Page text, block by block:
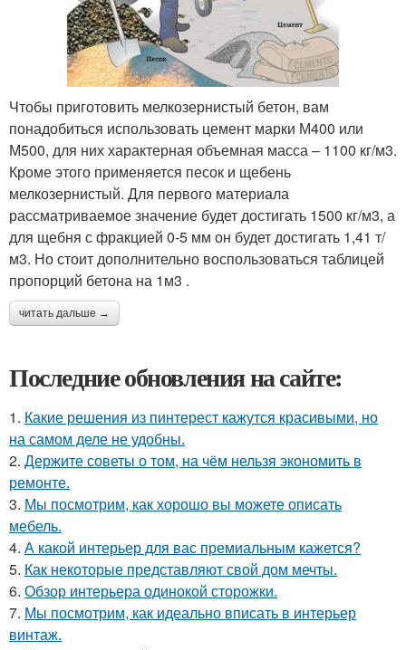
Чтобы приготовить мелкозернистый бетон, вам
понадобиться использовать цемент марки М400 или
М500, для них характерная объемная масса – 1100 кг/м3.
Кроме этого применяется песок и щебень
мелкозернистый. Для первого материала
рассматриваемое значение будет достигать 1500 кг/м3, а
для щебня с фракцией 0-5 мм он будет достигать 1,41 т/
м3. Но стоит дополнительно воспользоваться таблицей
пропорций бетона на 1м3 .
читать дальше →
Последние обновления на сайте:
1. Какие решения из пинтерест кажутся красивыми, но
на самом деле не удобны.
2. Держите советы о том, на чём нельзя экономить в
ремонте.
3. Мы посмотрим, как хорошо вы можете описать
мебель.
4. А какой интерьер для вас премиальным кажется?
5. Как некоторые представляют свой дом мечты.
6. Обзор интерьера одинокой сторожки.
7. Мы посмотрим, как идеально вписать в интерьер
винтаж.